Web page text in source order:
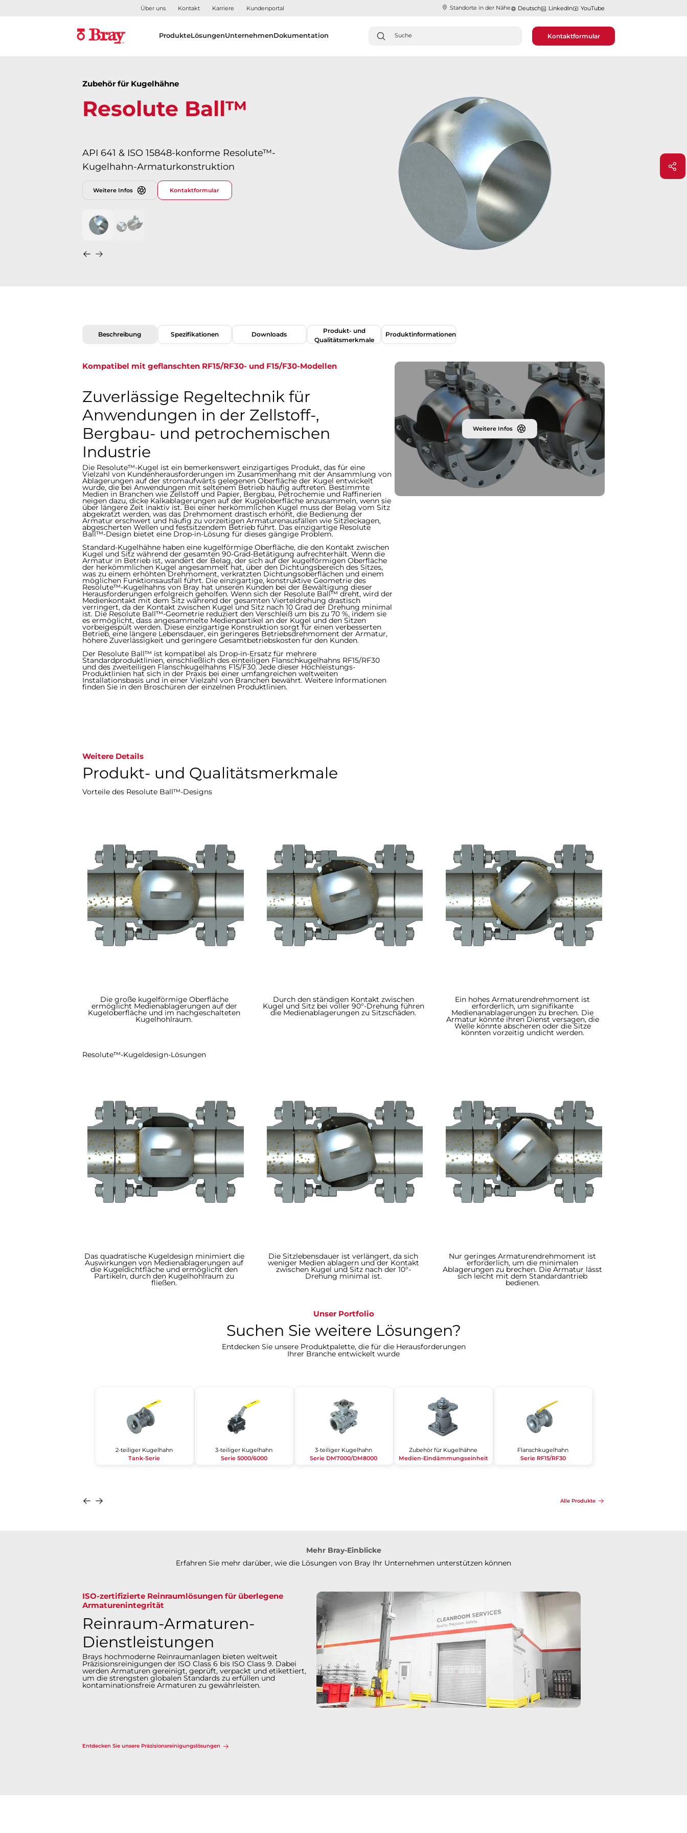
Über uns Kontakt Karriere Kundenportal Standorte in der Nähe​​​​​​​ Deutsch LinkedIn YouTube
ProdukteLösungenUnternehmenDokumentation Kontaktformular
Zubehör für Kugelhähne
Resolute Ball™
API 641 & ISO 15848-konforme Resolute™-
Kugelhahn-Armaturkonstruktion
Weitere Infos Kontaktformular
Beschreibung Spezifikationen Downloads
Produkt- und
Qualitätsmerkmale
Produktinformationen​​​​​​​
Kompatibel mit geflanschten RF15/RF30- und F15/F30-Modellen​​​​​​​
Zuverlässige Regeltechnik für
Anwendungen in der Zellstoff-,
Bergbau- und petrochemischen
Industrie​​​​​​​
Die Resolute™-Kugel ist ein bemerkenswert einzigartiges Produkt, das für eine
Vielzahl von Kundenherausforderungen im Zusammenhang mit der Ansammlung von
Ablagerungen auf der stromaufwärts gelegenen Oberfläche der Kugel entwickelt
wurde, die bei Anwendungen mit seltenem Betrieb häufig auftreten.​​​​​​​ Bestimmte
Medien in Branchen wie Zellstoff und Papier, Bergbau, Petrochemie und Raffinerien
neigen dazu, dicke Kalkablagerungen auf der Kugeloberfläche anzusammeln, wenn sie
über längere Zeit inaktiv ist. Bei einer herkömmlichen Kugel muss der Belag vom Sitz
abgekratzt werden, was das Drehmoment drastisch erhöht, die Bedienung der
Armatur erschwert und häufig zu vorzeitigen Armaturenausfällen wie Sitzleckagen,
abgescherten Wellen und festsitzendem Betrieb führt. Das einzigartige Resolute
Ball™-Design bietet eine Drop-in-Lösung für dieses gängige Problem.
Standard-Kugelhähne haben eine kugelförmige Oberfläche, die den Kontakt zwischen
Kugel und Sitz während der gesamten 90-Grad-Betätigung aufrechterhält. Wenn die
Armatur in Betrieb ist, wandert der Belag, der sich auf der kugelförmigen Oberfläche
der herkömmlichen Kugel angesammelt hat, über den Dichtungsbereich des Sitzes,
was zu einem erhöhten Drehmoment, verkratzten Dichtungsoberflächen und einem
möglichen Funktionsausfall führt. Die einzigartige, konstruktive Geometrie des
Resolute™-Kugelhahns von Bray hat unseren Kunden bei der Bewältigung dieser
Herausforderungen erfolgreich geholfen. Wenn sich der Resolute Ball™ dreht, wird der
Medienkontakt mit dem Sitz während der gesamten Vierteldrehung drastisch
verringert, da der Kontakt zwischen Kugel und Sitz nach 10 Grad der Drehung minimal
ist. Die Resolute Ball™-Geometrie reduziert den Verschleiß um bis zu 70 %, indem sie
es ermöglicht, dass angesammelte Medienpartikel an der Kugel und den Sitzen
vorbeigespült werden. Diese einzigartige Konstruktion sorgt für einen verbesserten
Betrieb, eine längere Lebensdauer, ein geringeres Betriebsdrehmoment der Armatur,
höhere Zuverlässigkeit und geringere Gesamtbetriebskosten für den Kunden.
Der Resolute Ball™ ist kompatibel als Drop-in-Ersatz für mehrere
Standardproduktlinien, einschließlich des einteiligen Flanschkugelhahns RF15/RF30
und des zweiteiligen Flanschkugelhahns F15/F30. Jede dieser Hochleistungs-
Produktlinien hat sich in der Praxis bei einer umfangreichen weltweiten
Installationsbasis und in einer Vielzahl von Branchen bewährt. Weitere Informationen
finden Sie in den Broschüren der einzelnen Produktlinien.
Weitere Infos
Weitere Details
Produkt- und Qualitätsmerkmale
Vorteile des Resolute Ball™-Designs
Die große kugelförmige Oberfläche
ermöglicht Medienablagerungen auf der
Kugeloberfläche und im nachgeschalteten
Kugelhohlraum.
Durch den ständigen Kontakt zwischen
Kugel und Sitz bei voller 90°-Drehung führen
die Medienablagerungen zu Sitzschäden.
Ein hohes Armaturendrehmoment ist
erforderlich, um signifikante
Medienanablagerungen zu brechen. Die
Armatur könnte ihren Dienst versagen, die
Welle könnte abscheren oder die Sitze
könnten vorzeitig undicht werden.
Resolute™-Kugeldesign-Lösungen​​​​​​​
Das quadratische Kugeldesign minimiert die
Auswirkungen von Medienablagerungen auf
die Kugeldichtfläche und ermöglicht den
Partikeln, durch den Kugelhohlraum zu
fließen.
Die Sitzlebensdauer ist verlängert, da sich
weniger Medien ablagern und der Kontakt
zwischen Kugel und Sitz nach der 10°-
Drehung minimal ist.
Nur geringes Armaturendrehmoment ist
erforderlich, um die minimalen
Ablagerungen zu brechen. Die Armatur lässt
sich leicht mit dem Standardantrieb
bedienen.
Unser Portfolio
Suchen Sie weitere Lösungen?​​​​​​​
Entdecken Sie unsere Produktpalette, die für die Herausforderungen
Ihrer Branche entwickelt wurde​​​​​​​
2-teiliger Kugelhahn
Tank-Serie
3-teiliger Kugelhahn
Serie 5000/6000
3-teiliger Kugelhahn
Serie DM7000/DM8000
Zubehör für Kugelhähne
Medien-Eindämmungseinheit
Flanschkugelhahn
Serie RF15/RF30
Alle Produkte
Mehr Bray-Einblicke
Erfahren Sie mehr darüber, wie die Lösungen von Bray Ihr Unternehmen unterstützen können
ISO-zertifizierte Reinraumlösungen für überlegene
Armaturenintegrität​​​​​​​
Reinraum-Armaturen-
Dienstleistungen
Brays hochmoderne Reinraumanlagen bieten weltweit
Präzisionsreinigungen der ISO Class 6 bis ISO Class 9. Dabei
werden Armaturen gereinigt, geprüft, verpackt und etikettiert,
um die strengsten globalen Standards zu erfüllen und
kontaminationsfreie Armaturen zu gewährleisten.​​​​​​​
Entdecken Sie unsere Präzisionsreinigungslösungen​​​​​​​